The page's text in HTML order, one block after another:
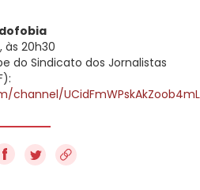
20h30
do Sindicato dos Jornalistas
f